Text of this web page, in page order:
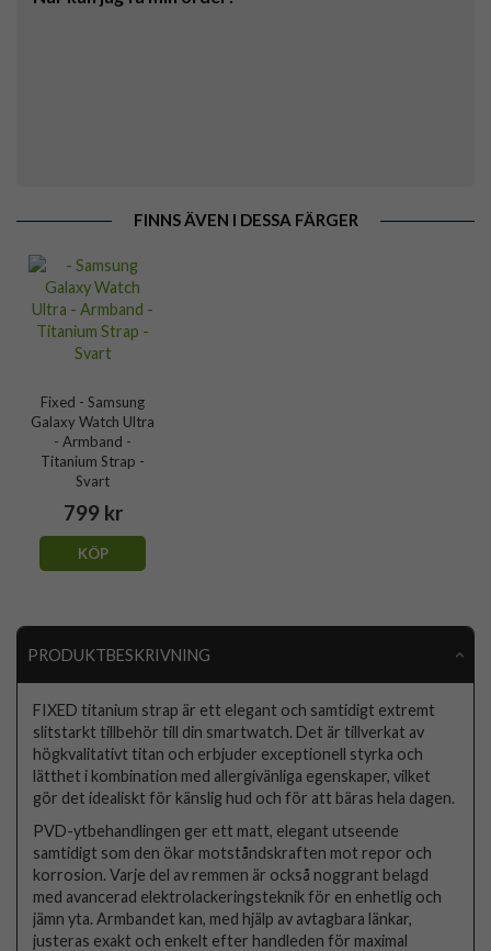
FINNS ÄVEN I DESSA FÄRGER
Fixed - Samsung
Galaxy Watch Ultra
- Armband -
Titanium Strap -
Svart
799 kr
KÖP
PRODUKTBESKRIVNING
FIXED titanium strap är ett elegant och samtidigt extremt
slitstarkt tillbehör till din smartwatch. Det är tillverkat av
högkvalitativt titan och erbjuder exceptionell styrka och
lätthet i kombination med allergivänliga egenskaper, vilket
gör det idealiskt för känslig hud och för att bäras hela dagen.
PVD-ytbehandlingen ger ett matt, elegant utseende
samtidigt som den ökar motståndskraften mot repor och
korrosion. Varje del av remmen är också noggrant belagd
med avancerad elektrolackeringsteknik för en enhetlig och
jämn yta. Armbandet kan, med hjälp av avtagbara länkar,
justeras exakt och enkelt efter handleden för maximal